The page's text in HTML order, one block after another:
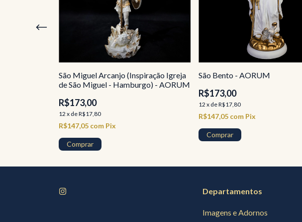
São Miguel Arcanjo (Inspiração Igreja
de São Miguel - Hamburgo) - AORUM
R$173,00
12 x deR$17,80
R$147,05 com Pix
Comprar
São Bento - AORUM
R$173,00
12 x deR$17,80
R$147,05 com Pix
Comprar
Departamentos
Imagens e Adornos